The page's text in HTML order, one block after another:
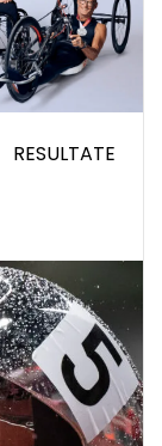
RESULTATE